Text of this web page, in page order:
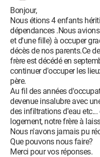
Bonjour,
Nous étions 4 enfants
dépendances .Nous
et d'une fille) à occuper
décès de nos parents.Ce
frère est décédé en
continuer d'occuper les
père.
Au fil des années
devenue insalubre avec
des infiltrations d'eau
logement, notre frère à
Nous n'avons jamais pu
Que pouvons nous faire?
Merci pour vos réponses.